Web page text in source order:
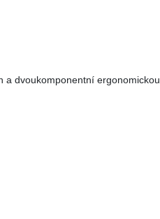
a dvoukomponentní ergonomickou